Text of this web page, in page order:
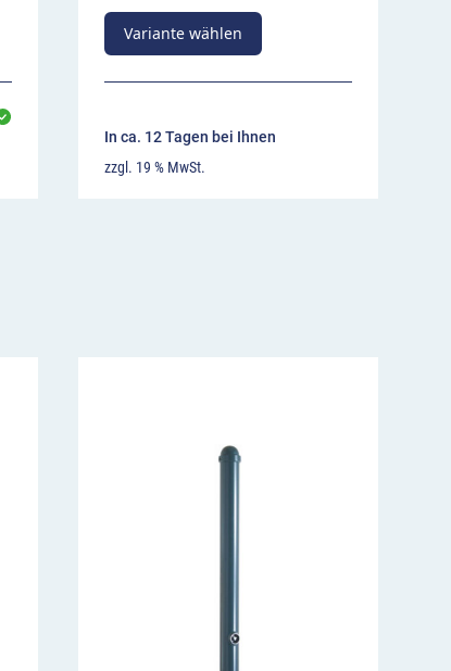
Variante wählen
In ca. 12 Tagen bei Ihnen
zzgl. 19 % MwSt.